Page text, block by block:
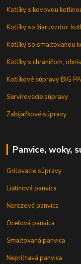
Kotlíky s kovovou
Kotlíky so žiaruvzdor.
Kotlíky so smaltovanou
Kotlíky s chráničom,
Kotlíkové súpravy BIG
Servírovacie súpravy
Zabíjačkové súpravy
Panvice, woky,
Grilovacie súpravy
Liatinová panvica
Nerezová panvica
Oceľová panvica
Smaltovaná panvica
Nepriľnavá panvica